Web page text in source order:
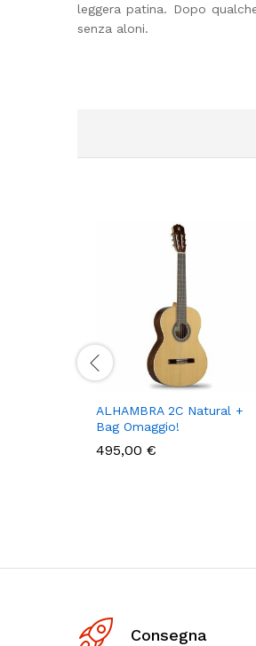
leggera patina. Dopo
senza aloni.
ALHAMBRA 2C Natural +
Bag Omaggio!
495,00 €
Consegna